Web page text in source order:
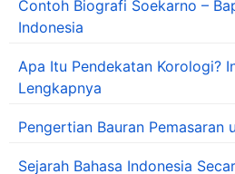
Contoh Biografi Soekarno –
Indonesia
Apa Itu Pendekatan Korologi?
Lengkapnya
Pengertian Bauran Pemasaran
Sejarah Bahasa Indonesia